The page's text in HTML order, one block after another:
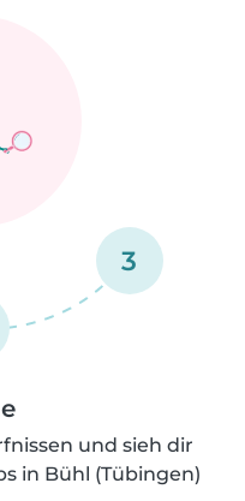
3
und sieh dir
in Bühl (Tübingen)